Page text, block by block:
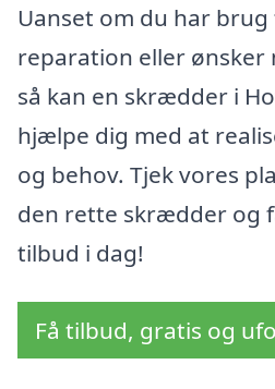
Uanset om du har
reparation eller ønsker
så kan en skrædder i
hjælpe dig med at
og behov. Tjek vores
den rette skrædder og
tilbud i dag!
Få tilbud, gratis og